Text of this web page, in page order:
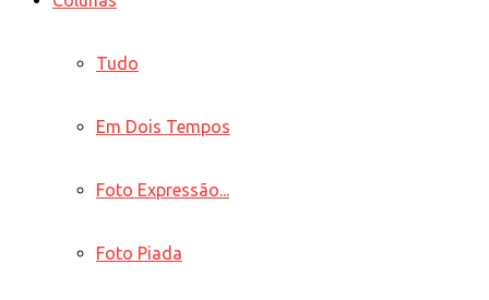
Tudo
Em Dois Tempos
Foto Expressão...
Foto Piada